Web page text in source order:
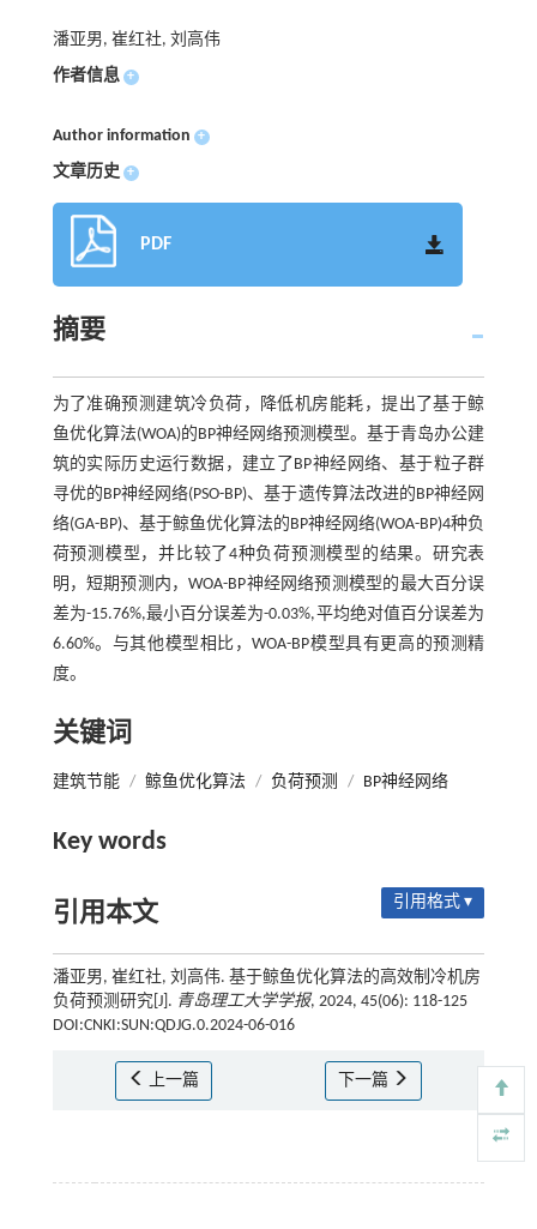
潘亚男, 崔红社, 刘高伟
作者信息 +
Author information +
文章历史 +
PDF
摘要
为了准确预测建筑冷负荷，降低机房能耗，提出了基于鲸
鱼优化算法(WOA)的BP神经网络预测模型。基于青岛办公建
筑的实际历史运行数据，建立了BP神经网络、基于粒子群
寻优的BP神经网络(PSO-BP)、基于遗传算法改进的BP神经网
络(GA-BP)、基于鲸鱼优化算法的BP神经网络(WOA-BP)4种负
荷预测模型，并比较了4种负荷预测模型的结果。研究表
明，短期预测内，WOA-BP神经网络预测模型的最大百分误
差为-15.76%,最小百分误差为-0.03%,平均绝对值百分误差为
6.60%。与其他模型相比，WOA-BP模型具有更高的预测精
度。
关键词
建筑节能 / 鲸鱼优化算法 / 负荷预测 / BP神经网络
Key words
引用本文 引用格式 ▾
潘亚男, 崔红社, 刘高伟. 基于鲸鱼优化算法的高效制冷机房
负荷预测研究[J]. 青岛理工大学学报, 2024, 45(06): 118-125
DOI:CNKI:SUN:QDJG.0.2024-06-016
上一篇 下一篇